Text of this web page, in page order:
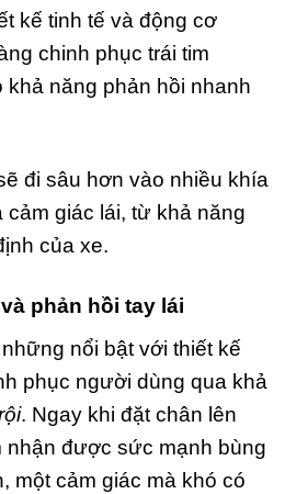
kế tinh tế và động cơ
chinh phục trái tim
năng phản hồi nhanh
đi sâu hơn vào nhiều khía
giác lái, từ khả năng
của xe.
phản hồi tay lái
nổi bật với thiết kế
phục người dùng qua khả
. Ngay khi đặt chân lên
nhận được sức mạnh bùng
một cảm giác mà khó có